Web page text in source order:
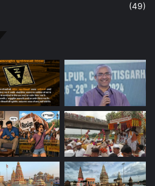
(49)